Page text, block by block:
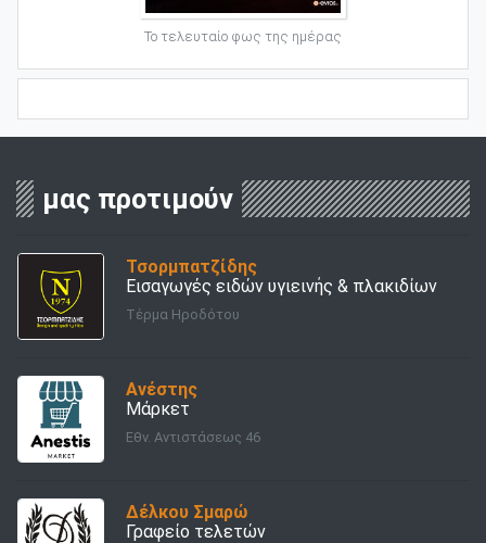
Το τελευταίο φως της ημέρας
μας προτιμούν
Τσορμπατζίδης
Εισαγωγές ειδών υγιεινής & πλακιδίων
Τέρμα Ηροδότου
Ανέστης
Μάρκετ
Εθν. Αντιστάσεως 46
Δέλκου Σμαρώ
Γραφείο τελετών